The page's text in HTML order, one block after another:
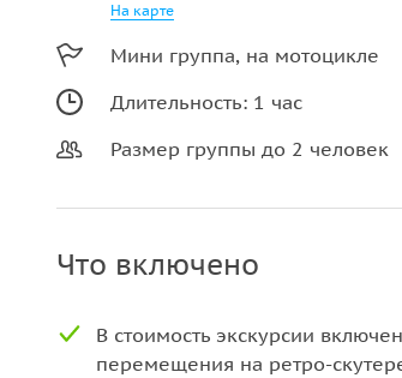
На карте
Мини группа, на мотоцикле
Длительность: 1 час
Размер группы до 2 человек
Что включено
В стоимость экскурсии
перемещения на ретро-